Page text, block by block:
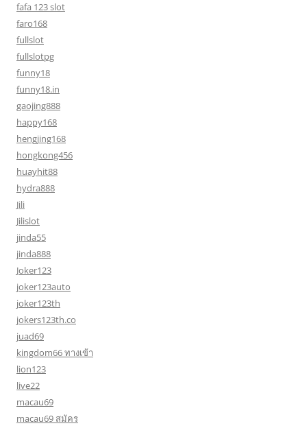
fafa 123 slot
faro168
fullslot
fullslotpg
funny18
funny18.in
gaojing888
happy168
hengjing168
hongkong456
huayhit88
hydra888
Jili
Jilislot
jinda55
jinda888
Joker123
joker123auto
joker123th
jokers123th.co
juad69
kingdom66 ทางเข้า
lion123
live22
macau69
macau69 สมัคร